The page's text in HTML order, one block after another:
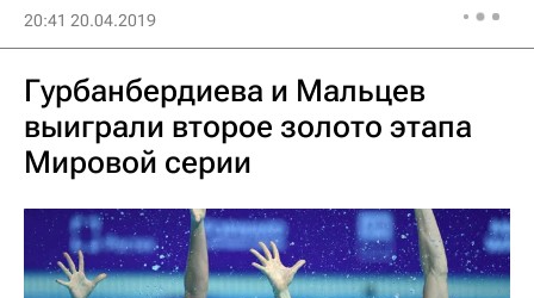
20:41 20.04.2019
Гурбанбердиева и Мальцев
выиграли второе золото этапа
Мировой серии